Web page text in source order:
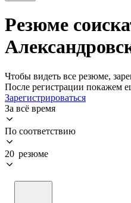
Резюме
Чтобы видеть все резюме,
После регистрации покажем
Зарегистрироваться
За всё время
По соответствию
20 резюме